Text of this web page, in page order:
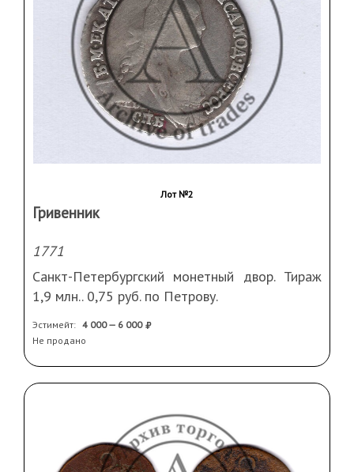
Лот №2
Гривенник
1771
Санкт-Петербургский монетный двор. Тираж
1,9 млн.. 0,75 руб. по Петрову.
Эстимейт: 4 000 — 6 000
Не продано